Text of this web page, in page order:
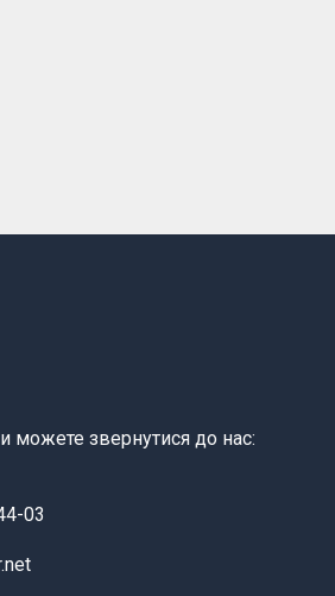
можете звернутися до нас:
03